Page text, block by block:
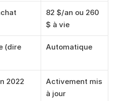
82 $/an ou 260
$ à vie
(dire
Automatique
2022
Activement mis
à jour